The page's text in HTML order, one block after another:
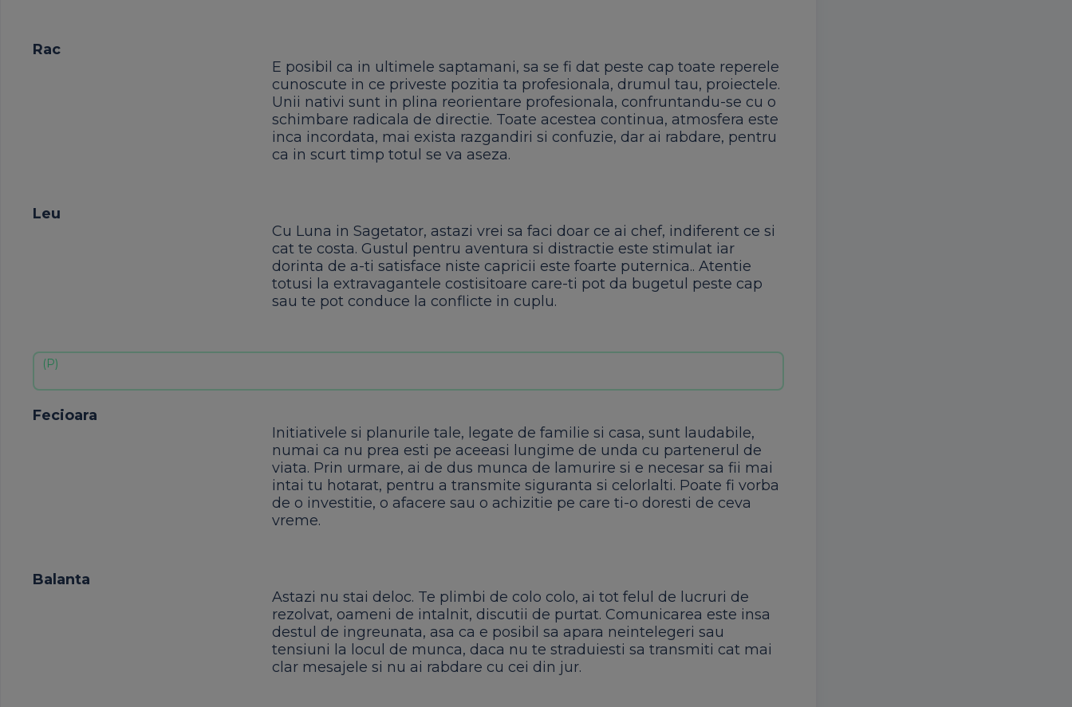
Rac
E posibil ca in ultimele saptamani, sa se fi dat peste cap toate reperele
cunoscute in ce priveste pozitia ta profesionala, drumul tau, proiectele.
Unii nativi sunt in plina reorientare profesionala, confruntandu-se cu o
schimbare radicala de directie. Toate acestea continua, atmosfera este
inca incordata, mai exista razgandiri si confuzie, dar ai rabdare, pentru
ca in scurt timp totul se va aseza.
Leu
Cu Luna in Sagetator, astazi vrei sa faci doar ce ai chef, indiferent ce si
cat te costa. Gustul pentru aventura si distractie este stimulat iar
dorinta de a-ti satisface niste capricii este foarte puternica.. Atentie
totusi la extravagantele costisitoare care-ti pot da bugetul peste cap
sau te pot conduce la conflicte in cuplu.
Fecioara
Initiativele si planurile tale, legate de familie si casa, sunt laudabile,
numai ca nu prea esti pe aceeasi lungime de unda cu partenerul de
viata. Prin urmare, ai de dus munca de lamurire si e necesar sa fii mai
intai tu hotarat, pentru a transmite siguranta si celorlalti. Poate fi vorba
de o investitie, o afacere sau o achizitie pe care ti-o doresti de ceva
vreme.
Balanta
Astazi nu stai deloc. Te plimbi de colo colo, ai tot felul de lucruri de
rezolvat, oameni de intalnit, discutii de purtat. Comunicarea este insa
destul de ingreunata, asa ca e posibil sa apara neintelegeri sau
tensiuni la locul de munca, daca nu te straduiesti sa transmiti cat mai
clar mesajele si nu ai rabdare cu cei din jur.